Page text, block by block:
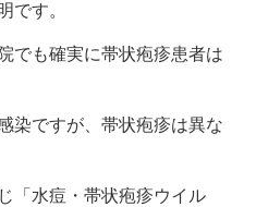
です。
でも確実に帯状疱疹患者は
染ですが、帯状疱疹は異な
「水痘・帯状疱疹ウイル